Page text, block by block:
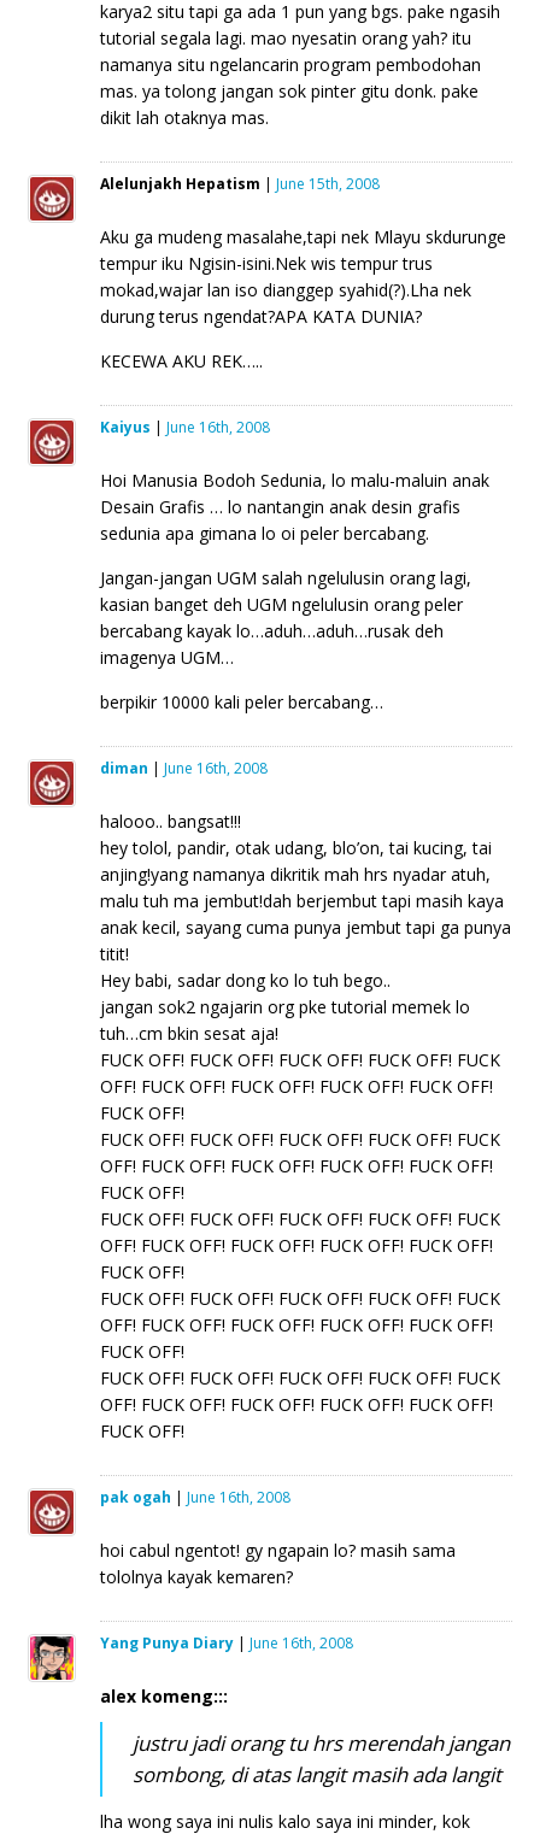
karya2 situ tapi ga ada 1 pun yang bgs. pake ngasih
tutorial segala lagi. mao nyesatin orang yah? itu
namanya situ ngelancarin program pembodohan
mas. ya tolong jangan sok pinter gitu donk. pake
dikit lah otaknya mas.
Alelunjakh Hepatism | June 15th, 2008
Aku ga mudeng masalahe,tapi nek Mlayu skdurunge
tempur iku Ngisin-isini.Nek wis tempur trus
mokad,wajar lan iso dianggep syahid(?).Lha nek
durung terus ngendat?APA KATA DUNIA?
KECEWA AKU REK…..
Kaiyus | June 16th, 2008
Hoi Manusia Bodoh Sedunia, lo malu-maluin anak
Desain Grafis … lo nantangin anak desin grafis
sedunia apa gimana lo oi peler bercabang.
Jangan-jangan UGM salah ngelulusin orang lagi,
kasian banget deh UGM ngelulusin orang peler
bercabang kayak lo…aduh…aduh…rusak deh
imagenya UGM…
berpikir 10000 kali peler bercabang…
diman | June 16th, 2008
halooo.. bangsat!!!
hey tolol, pandir, otak udang, blo’on, tai kucing, tai
anjing!yang namanya dikritik mah hrs nyadar atuh,
malu tuh ma jembut!dah berjembut tapi masih kaya
anak kecil, sayang cuma punya jembut tapi ga punya
titit!
Hey babi, sadar dong ko lo tuh bego..
jangan sok2 ngajarin org pke tutorial memek lo
tuh…cm bkin sesat aja!
FUCK OFF! FUCK OFF! FUCK OFF! FUCK OFF! FUCK
OFF! FUCK OFF! FUCK OFF! FUCK OFF! FUCK OFF!
FUCK OFF!
FUCK OFF! FUCK OFF! FUCK OFF! FUCK OFF! FUCK
OFF! FUCK OFF! FUCK OFF! FUCK OFF! FUCK OFF!
FUCK OFF!
FUCK OFF! FUCK OFF! FUCK OFF! FUCK OFF! FUCK
OFF! FUCK OFF! FUCK OFF! FUCK OFF! FUCK OFF!
FUCK OFF!
FUCK OFF! FUCK OFF! FUCK OFF! FUCK OFF! FUCK
OFF! FUCK OFF! FUCK OFF! FUCK OFF! FUCK OFF!
FUCK OFF!
FUCK OFF! FUCK OFF! FUCK OFF! FUCK OFF! FUCK
OFF! FUCK OFF! FUCK OFF! FUCK OFF! FUCK OFF!
FUCK OFF!
pak ogah | June 16th, 2008
hoi cabul ngentot! gy ngapain lo? masih sama
tololnya kayak kemaren?
Yang Punya Diary| June 16th, 2008
alex komeng:::
justru jadi orang tu hrs merendah jangan
sombong, di atas langit masih ada langit
lha wong saya ini nulis kalo saya ini minder, kok